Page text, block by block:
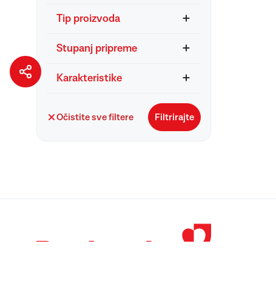
Tip proizvoda
Stupanj pripreme
Karakteristike
Očistite sve filtere Filtrirajte